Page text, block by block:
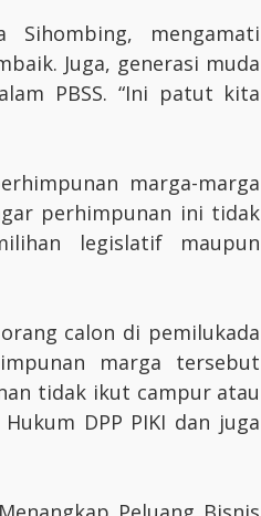
Sihombing, mengamati
Juga, generasi muda
PBSS. “Ini patut kita
marga-marga
perhimpunan ini tidak
legislatif maupun
calon di pemilukada
marga tersebut
tidak ikut campur atau
DPP PIKI dan juga